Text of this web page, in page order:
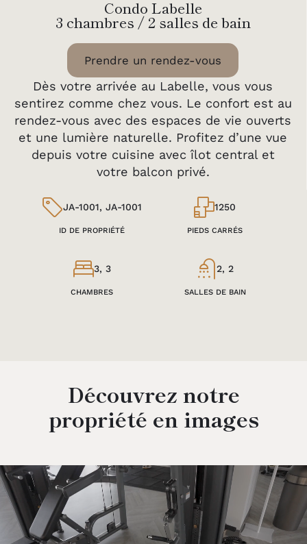
Condo Labelle
3 chambres / 2 salles de bain
Prendre un rendez-vous
Dès votre arrivée au Labelle, vous vous
sentirez comme chez vous. Le confort est au
rendez-vous avec des espaces de vie ouverts
et une lumière naturelle. Profitez d’une vue
depuis votre cuisine avec îlot central et
votre balcon privé.
JA-1001, JA-1001
ID DE PROPRIÉTÉ
1250
PIEDS CARRÉS
3, 3
CHAMBRES
2, 2
SALLES DE BAIN
Découvrez notre
propriété en images